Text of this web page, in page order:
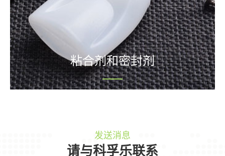
粘合剂和密封剂
发送消息
请与科孚乐联系